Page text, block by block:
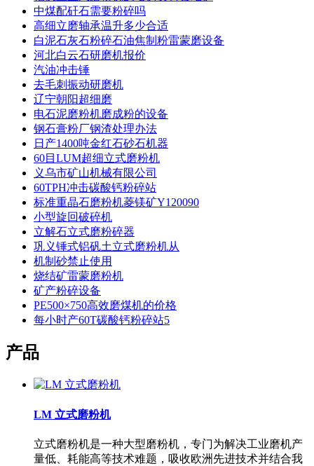
中煤配矸石需要粉碎吗
高细立磨轴承温升多少合适
白泥石灰石粉碎石油焦制粉雷蒙磨设备
河北白云石研磨机报价
汽油冲击锤
去毛刺振动研磨机
辽宁朝阳超细磨
电石泥磨粉机磨成粉的设备
钢石膏粉厂钢渣处理办法
日产1400吨金红石砂石机器
60目LUM超细立式磨粉机
义乌市矿山机械有限公司
60TPH冲击碳酸钙粉碎站
标准重晶石磨粉机菱镁矿Y120090
小型旋回破碎机
立解石立式磨粉碎器
巩义锤式铝矾土立式磨粉机从
机制砂禁止使用
烧结矿雷蒙磨粉机
矿产粉碎设备
PE500×750高效磨煤机的价格
每小时产60T碳酸钙粉碎站5
产品
LM 立式磨粉机
立式磨粉机是一种大型磨粉机，专门为解决工业磨机产
量低、耗能高等技术难题，吸收欧洲先进技术并结合我